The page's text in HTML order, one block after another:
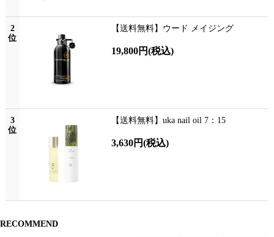
2
位
【送料無料】ウード メイジング
19,800円(税込)
3
位
【送料無料】uka nail oil 7：15
3,630円(税込)
RECOMMEND